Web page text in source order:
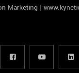
Marketing |